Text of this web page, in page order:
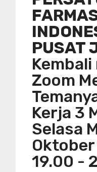
PUSAT
Zoom
Kerja 3
Selasa
19.00 -